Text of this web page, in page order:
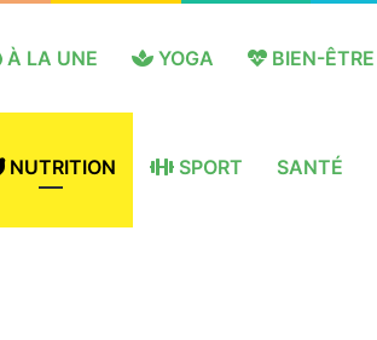
À LA UNE YOGA BIEN-ÊTRE
NUTRITION SPORT SANTÉ